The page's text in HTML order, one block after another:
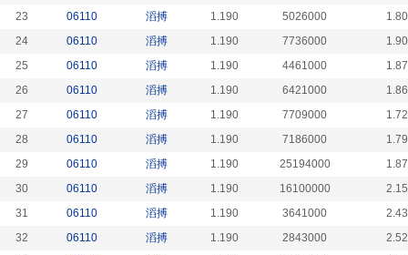
23
06110 滔搏 1.190 5026000
24
06110 滔搏 1.190 7736000
25
06110 滔搏 1.190 4461000
26
06110 滔搏 1.190 6421000
27
06110 滔搏 1.190 7709000
28
06110 滔搏 1.190 7186000
29
06110 滔搏 1.190 25194000
30
06110 滔搏 1.190 16100000
31
06110 滔搏 1.190 3641000
32
06110 滔搏 1.190 2843000